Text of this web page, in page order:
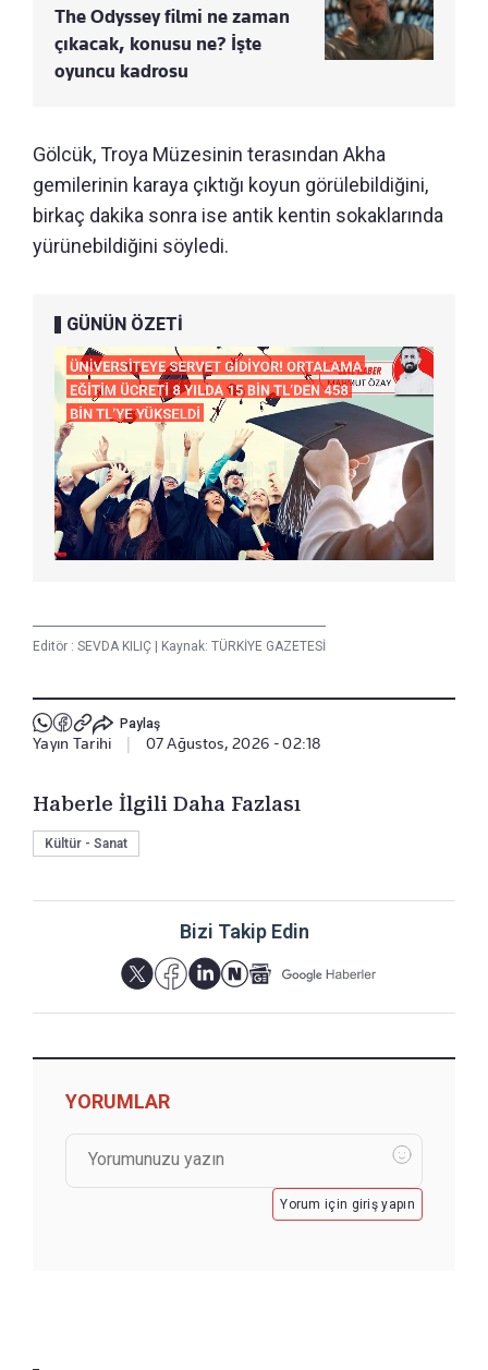
The Odyssey filmi ne zaman
çıkacak, konusu ne? İşte
oyuncu kadrosu
Gölcük, Troya Müzesinin terasından Akha
gemilerinin karaya çıktığı koyun görülebildiğini,
birkaç dakika sonra ise antik kentin sokaklarında
yürünebildiğini söyledi.
GÜNÜN ÖZETİ
Editör : SEVDA KILIÇ | Kaynak: TÜRKİYE GAZETESİ
Paylaş
Yayın Tarihi 07 Ağustos, 2026 - 02:18
Haberle İlgili Daha Fazlası
Kültür - Sanat
Bizi Takip Edin
YORUMLAR
Yorum için giriş yapın